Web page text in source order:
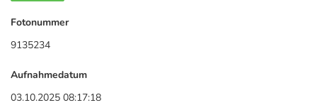
Fotonummer
9135234
Aufnahmedatum
03.10.2025 08:17:18